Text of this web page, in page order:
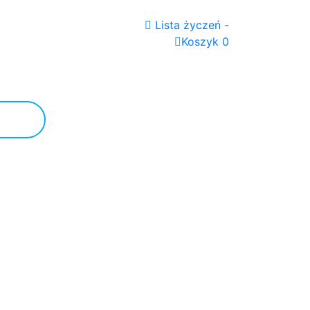
Lista życzeń -
Koszyk 0